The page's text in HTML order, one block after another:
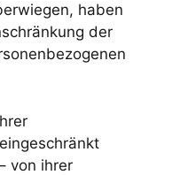
haben
der
von ihrer